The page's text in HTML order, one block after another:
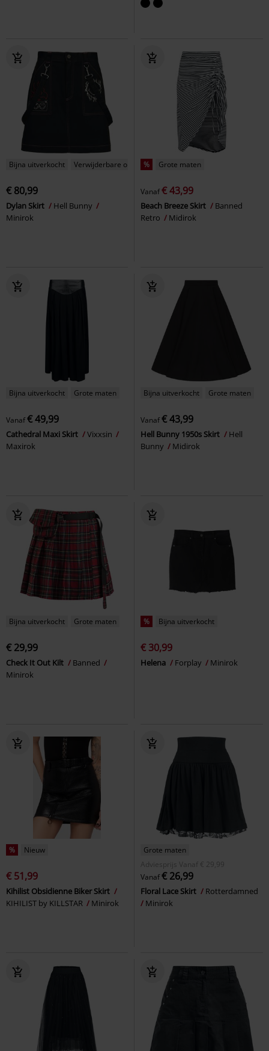
Bijna uitverkocht Verwijderbare onderdelen
€ 80,99
Dylan Skirt
Hell Bunny
Minirok
% Grote maten
Vanaf€ 43,99
Beach Breeze Skirt
Banned
Retro
Midirok
Bijna uitverkocht Grote maten
Vanaf€ 49,99
Cathedral Maxi Skirt
Vixxsin
Maxirok
Bijna uitverkocht Grote maten
Vanaf€ 43,99
Hell Bunny 1950s Skirt
Hell
Bunny
Midirok
Bijna uitverkocht Grote maten
€ 29,99
Check It Out Kilt
Banned
Minirok
% Bijna uitverkocht
€ 30,99
Helena Forplay Minirok
% Nieuw
€ 51,99
Kihilist Obsidienne Biker Skirt
KIHILIST by KILLSTAR
Minirok
Grote maten
Adviesprijs
Vanaf € 29,99
Vanaf€ 26,99
Floral Lace Skirt
Rotterdamned
Minirok